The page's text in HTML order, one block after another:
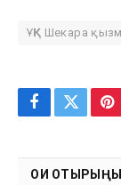
ҰҚК Шекара
Facebook
Twitter
ОҚИ